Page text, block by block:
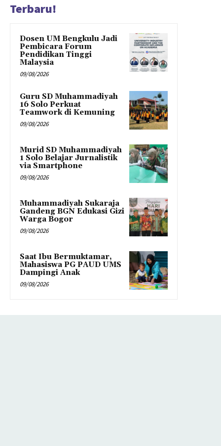
Terbaru!
Dosen UM Bengkulu Jadi
Pembicara Forum
Pendidikan Tinggi
Malaysia
09/08/2026
Guru SD Muhammadiyah
16 Solo Perkuat
Teamwork di Kemuning
09/08/2026
Murid SD Muhammadiyah
1 Solo Belajar Jurnalistik
via Smartphone
09/08/2026
Muhammadiyah Sukaraja
Gandeng BGN Edukasi Gizi
Warga Bogor
09/08/2026
Saat Ibu Bermuktamar,
Mahasiswa PG PAUD UMS
Dampingi Anak
09/08/2026